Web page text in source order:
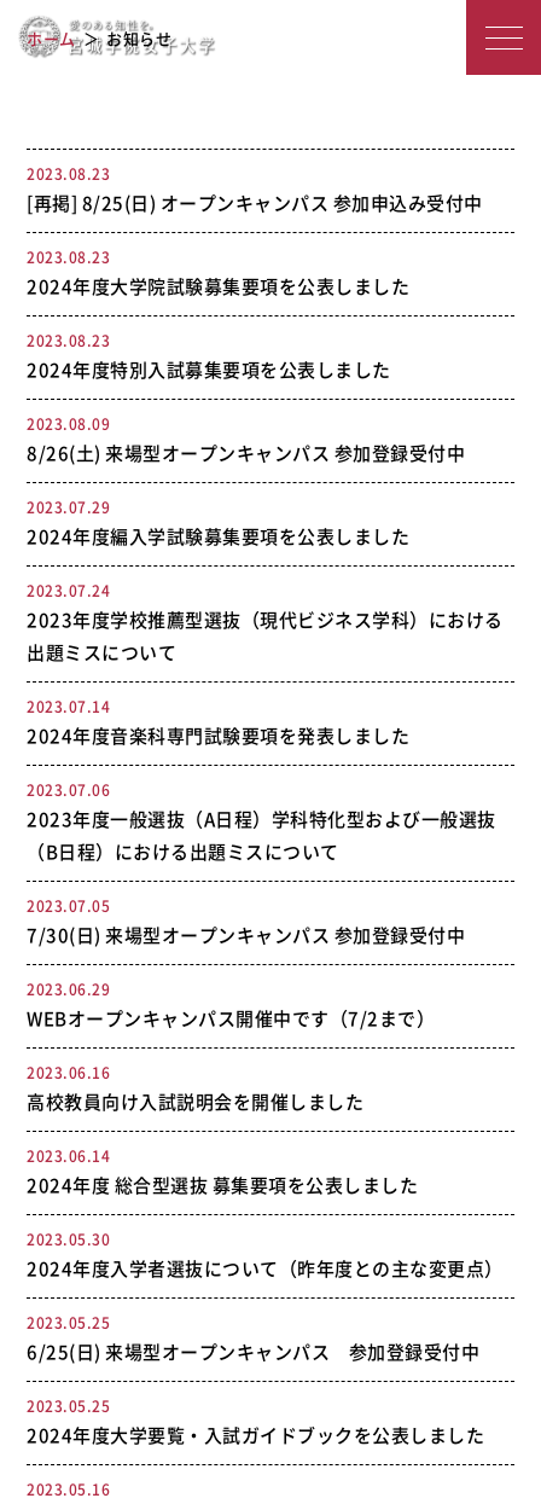
女
子
大
学
2023年度のアーカイブ
ホーム お知らせ
2023.08.23
[再掲] 8/25(日) オープンキャンパス 参加申込み受付中
2023.08.23
2024年度大学院試験募集要項を公表しました
2023.08.23
2024年度特別入試募集要項を公表しました
2023.08.09
8/26(土) 来場型オープンキャンパス 参加登録受付中
2023.07.29
2024年度編入学試験募集要項を公表しました
2023.07.24
2023年度学校推薦型選抜（現代ビジネス学科）における
出題ミスについて
2023.07.14
2024年度音楽科専門試験要項を発表しました
2023.07.06
2023年度一般選抜（A日程）学科特化型および一般選抜
（B日程）における出題ミスについて
2023.07.05
7/30(日) 来場型オープンキャンパス 参加登録受付中
2023.06.29
WEBオープンキャンパス開催中です（7/2まで）
2023.06.16
高校教員向け入試説明会を開催しました
2023.06.14
2024年度 総合型選抜 募集要項を公表しました
2023.05.30
2024年度入学者選抜について（昨年度との主な変更点）
2023.05.25
6/25(日) 来場型オープンキャンパス 参加登録受付中
2023.05.25
2024年度大学要覧・入試ガイドブックを公表しました
2023.05.16